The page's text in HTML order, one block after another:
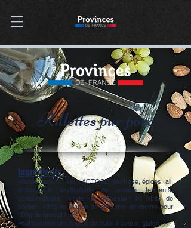
Rillettes pur porc
Ingrédients :
Viande de porc, sel, LACTOSE, dextrose, épices, ail,
antioxydant: érythorbate de sodium, ferments,
conservateurs: nitrate de potassium et nitrite de
sodium. 137g de viande de porc mis en œuvre pour
100g de produit fini.
Peut contenir des traces de fruits à coque, gluten.